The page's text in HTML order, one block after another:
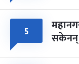
५ सकेनन्